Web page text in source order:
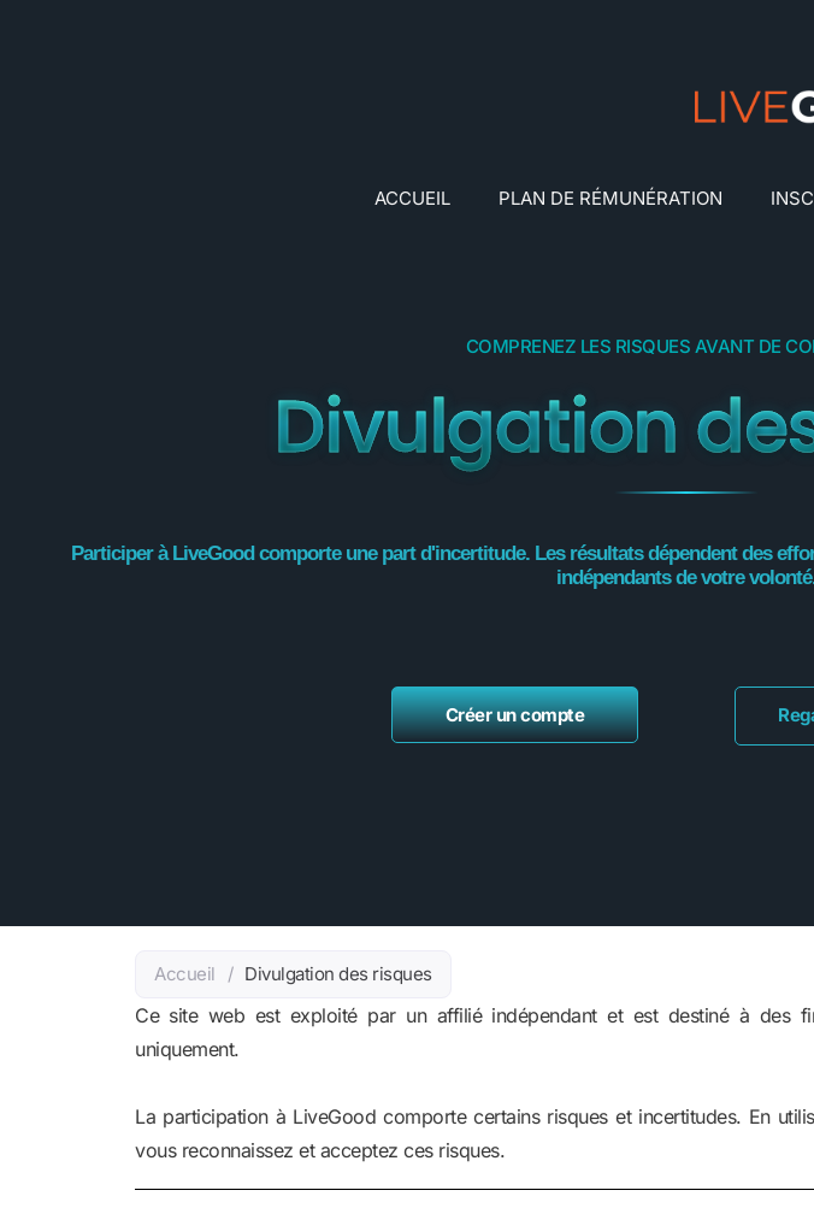
ACCUEIL PLAN DE RÉMUNÉRATION
COMPRENEZ LES RISQUES AVANT DE
Divulgation
Participer à LiveGood comporte une part d'incertitude. Les résultats dépendent des
indépendants de votre
Créer un compte
Accueil / Divulgation des risques
Ce site web est exploité par un affilié indépendant et est destiné à des
uniquement.
La participation à LiveGood comporte certains risques et incertitudes. En
vous reconnaissez et acceptez ces risques.